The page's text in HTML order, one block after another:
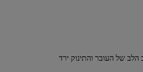
של העובר והתינוק ירד